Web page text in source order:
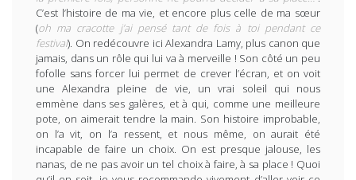
C’est l’histoire de ma vie, et encore plus celle de ma sœur
(oh ma cracotte j’ai pensé tant de fois à toi pendant ce
festival). On redécouvre ici Alexandra Lamy, plus canon que
jamais, dans un rôle qui lui va à merveille ! Son côté un peu
fofolle sans forcer lui permet de crever l’écran, et on voit
une Alexandra pleine de vie, un vrai soleil qui nous
emmène dans ses galères, et à qui, comme une meilleure
pote, on aimerait tendre la main. Son histoire improbable,
on l’a vit, on l’a ressent, et nous même, on aurait été
incapable de faire un choix. On est presque jalouse, les
nanas, de ne pas avoir un tel choix à faire, à sa place ! Quoi